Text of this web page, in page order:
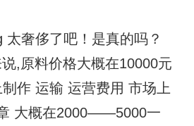
太奢侈了吧！是真的吗？
,原料价格大概在10000元
作 运输 运营费用 市场上
大概在2000——5000一